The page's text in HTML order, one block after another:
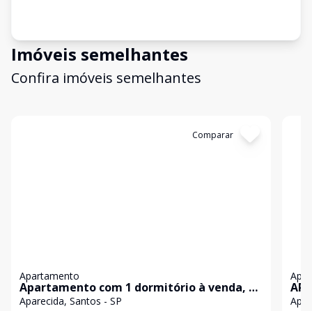
Imóveis semelhantes
Confira imóveis semelhantes
Comparar
Apartamento
Apartamento com 1 dormitório à venda, 62
m² por R$ 400.000,00 - Aparecida -
Aparecida, Santos - SP